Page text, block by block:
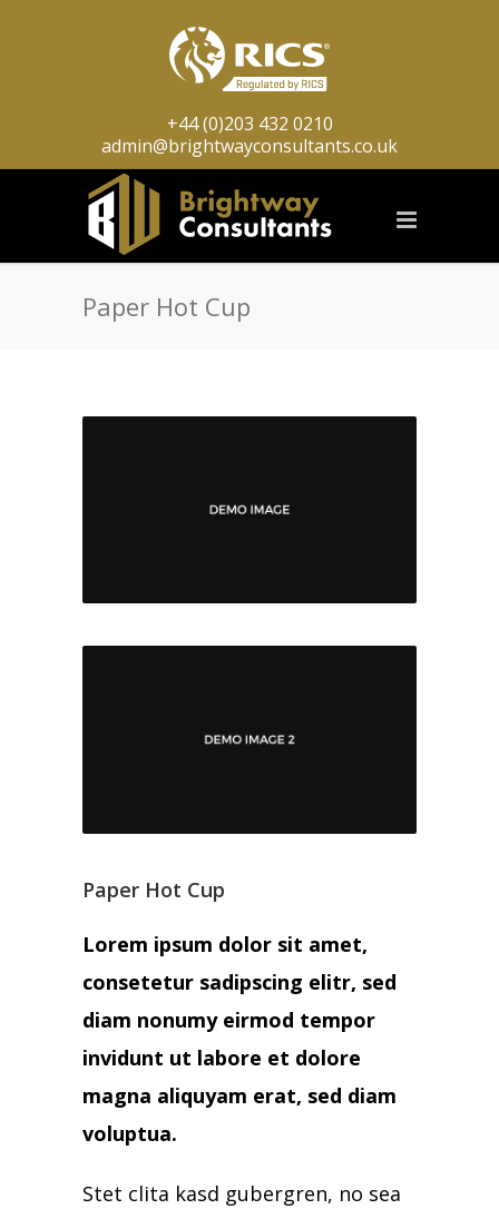
+44 (0)203 432 0210
admin@brightwayconsultants.co.uk
Paper Hot Cup
Paper Hot Cup
Lorem ipsum dolor sit amet,
consetetur sadipscing elitr, sed
diam nonumy eirmod tempor
invidunt ut labore et dolore
magna aliquyam erat, sed diam
voluptua.
Stet clita kasd gubergren, no sea